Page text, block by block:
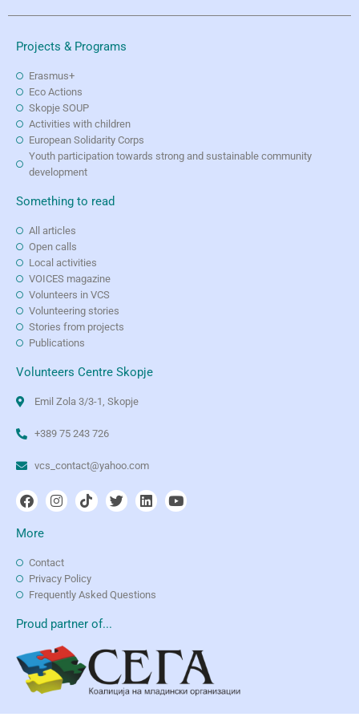
Projects & Programs
Erasmus+
Eco Actions
Skopje SOUP
Activities with children
European Solidarity Corps
Youth participation towards strong and sustainable community
development
Something to read
All articles
Open calls
Local activities
VOICES magazine
Volunteers in VCS
Volunteering stories
Stories from projects
Publications
Volunteers Centre Skopje
Emil Zola 3/3-1, Skopje
+389 75 243 726
vcs_contact@yahoo.com
More
Contact
Privacy Policy
Frequently Asked Questions
Proud partner of...